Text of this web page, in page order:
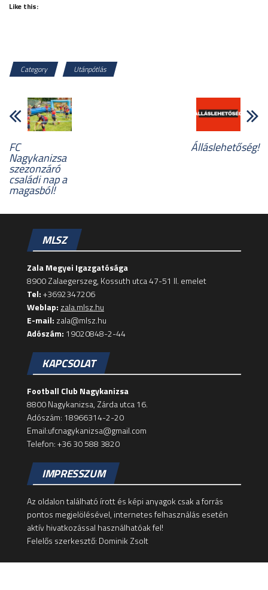
Like this:
Category Utánpótlás
FC
Nagykanizsa
szezonzáró
családi nap a
magasból!
Álláslehetőség!
MLSZ
Zala Megyei Igazgatósága
8900 Zalaegerszeg, Kossuth utca 47-51 II. emelet
Tel:+3692347206
Weblap: zala.mlsz.hu
E-mail: zala@mlsz.hu
Adószám: 19020848-2-44
KAPCSOLAT
Football Club Nagykanizsa
8800 Nagykanizsa, Zárda utca 16.
Adószám: 18966314-2-20
Email:ufcnagykanizsa@gmail.com
Telefon: +36 30 588 3820
IMPRESSZUM
Az oldalon található írott és képi anyagok csak a forrás
pontos megjelölésével, internetes felhasználás esetén
aktív hivatkozással használhatóak fel!
Felelős szerkesztő: Dominik Zsolt